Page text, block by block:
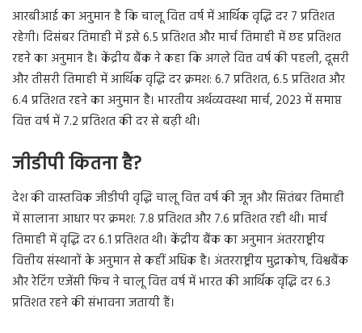
आरबीआई का अनुमान है कि चालू वित्त वर्ष में आर्थिक वृद्धि दर 7 प्रतिशत
रहेगी। दिसंबर तिमाही में इसे 6.5 प्रतिशत और मार्च तिमाही में छह प्रतिशत
रहने का अनुमान है। केंद्रीय बैंक ने कहा कि अगले वित्त वर्ष की पहली, दूसरी
और तीसरी तिमाही में आर्थिक वृद्धि दर क्रमश: 6.7 प्रतिशत, 6.5 प्रतिशत और
6.4 प्रतिशत रहने का अनुमान है। भारतीय अर्थव्यवस्था मार्च, 2023 में समाप्त
वित्त वर्ष में 7.2 प्रतिशत की दर से बढ़ी थी।
जीडीपी कितना है?
देश की वास्तविक जीडीपी वृद्धि चालू वित्त वर्ष की जून और सितंबर तिमाही
में सालाना आधार पर क्रमश: 7.8 प्रतिशत और 7.6 प्रतिशत रही थी। मार्च
तिमाही में वृद्धि दर 6.1 प्रतिशत थी। केंद्रीय बैंक का अनुमान अंतरराष्ट्रीय
वित्तीय संस्थानों के अनुमान से कहीं अधिक है। अंतरराष्ट्रीय मुद्राकोष, विश्वबैंक
और रेटिंग एजेंसी फिच ने चालू वित्त वर्ष में भारत की आर्थिक वृद्धि दर 6.3
प्रतिशत रहने की संभावना जतायी हैं।